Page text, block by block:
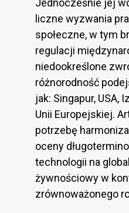
liczne wyzwania
społeczne, w tym
regulacji
niedookreślone
różnorodność
jak: Singapur, USA,
Unii Europejskiej.
potrzebę
oceny
technologii na
żywnościowy w
zrównoważonego